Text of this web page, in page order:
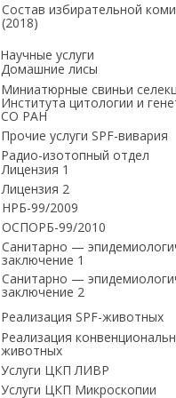
Состав избирательной
(2018)
Научные услуги
Домашние лисы
Миниатюрные свиньи
Института цитологии и
СО РАН
Прочие услуги SPF-вивария
Радио-изотопный отдел
Лицензия 1
Лицензия 2
НРБ-99/2009
ОСПОРБ-99/2010
Санитарно —
заключение 1
Санитарно —
заключение 2
Реализация SPF-животных
Реализация
животных
Услуги ЦКП ЛИВР
Услуги ЦКП Микроскопии